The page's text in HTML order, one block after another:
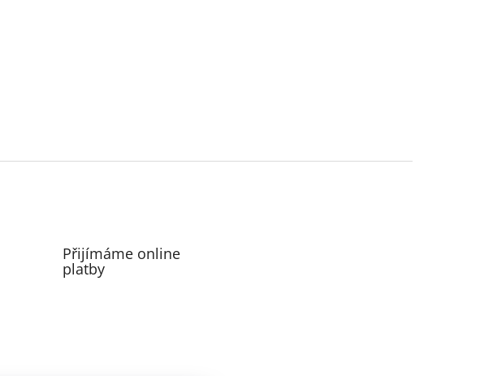
Přijímáme online
platby